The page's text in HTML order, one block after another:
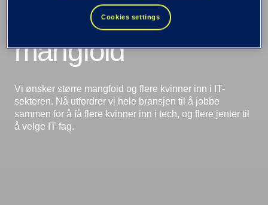
sektoren på
mangfold
Vi ønsker større mangfold og flere kvinner inn i IT-
sektoren. Nå utfordrer vi hele bransjen til å jobbe
sammen for å få flere kvinner inn i tech, og flere jenter til
å velge IT-fag.
Cookies settings